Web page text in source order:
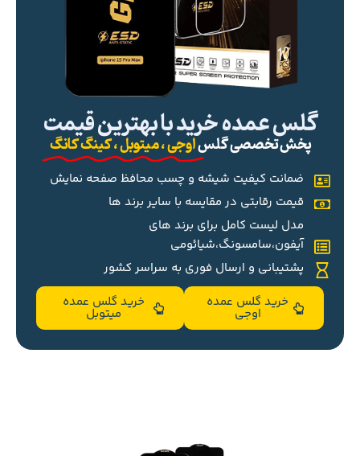
گلس عمده خرید با بهترین قیمت
پخش تخصصی گلساوجی ، میتوبل ، کینگ کانگ
ضمانت کیفیت شیشه و چسب محافظ صفحه نمایش
قیمت رقابتی در مقایسه با سایر برند ها
مدل لیست کامل برای برند های
آیفون،سامسونگ،شیائومی
پشتیبانی و ارسال فوری به سراسر کشور
خرید گلس عمده
اوجی
خرید گلس عمده
میتوبل